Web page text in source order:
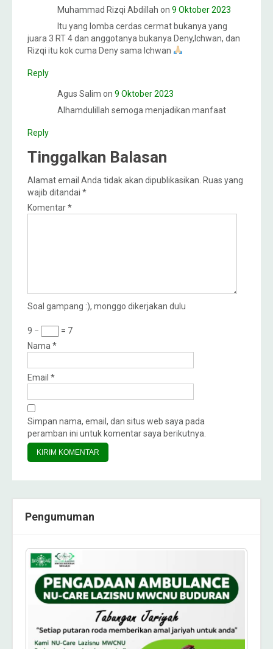
Muhammad Rizqi Abdillah on 9 Oktober 2023
Itu yang lomba cerdas cermat bukanya yang
juara 3 RT 4 dan anggotanya bukanya Deny,Ichwan, dan
Rizqi itu kok cuma Deny sama Ichwan
Reply
Agus Salim on 9 Oktober 2023
Alhamdulillah semoga menjadikan manfaat
Reply
Tinggalkan Balasan
Alamat email Anda tidak akan dipublikasikan. Ruas yang
wajib ditandai *
Komentar*
Soal gampang :), monggo dikerjakan dulu
9 −
= 7
Nama *
Email *
Simpan nama, email, dan situs web saya pada
peramban ini untuk komentar saya berikutnya.
Pengumuman